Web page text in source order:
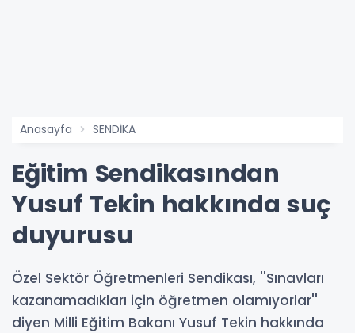
Anasayfa SENDİKA
Eğitim Sendikasından
Yusuf Tekin hakkında suç
duyurusu
Özel Sektör Öğretmenleri Sendikası, ''Sınavları
kazanamadıkları için öğretmen olamıyorlar''
diyen Milli Eğitim Bakanı Yusuf Tekin hakkında